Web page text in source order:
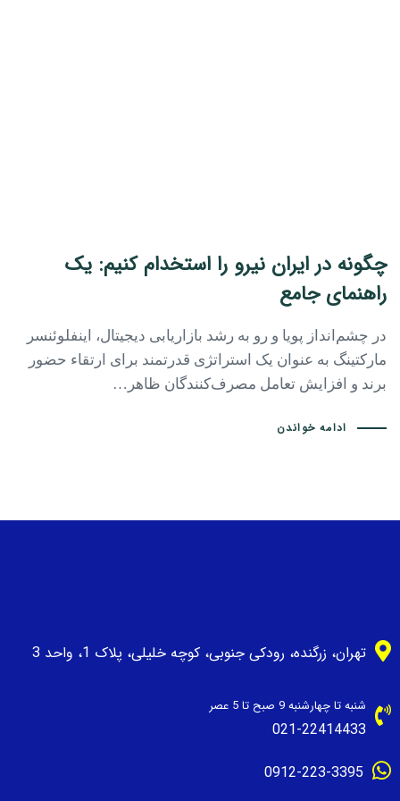
چگونه در ایران نیرو را استخدام کنیم: یک
راهنمای جامع
در چشم‌انداز پویا و رو به رشد بازاریابی دیجیتال، اینفلوئنسر
مارکتینگ به عنوان یک استراتژی قدرتمند برای ارتقاء حضور
برند و افزایش تعامل مصرف‌کنندگان ظاهر…
ادامه خواندن
تهران، زرگنده، رودکی جنوبی، کوچه خلیلی، پلاک 1، واحد 3
شنبه تا چهارشنبه 9 صبح تا 5 عصر
021-22414433
0912-223-3395